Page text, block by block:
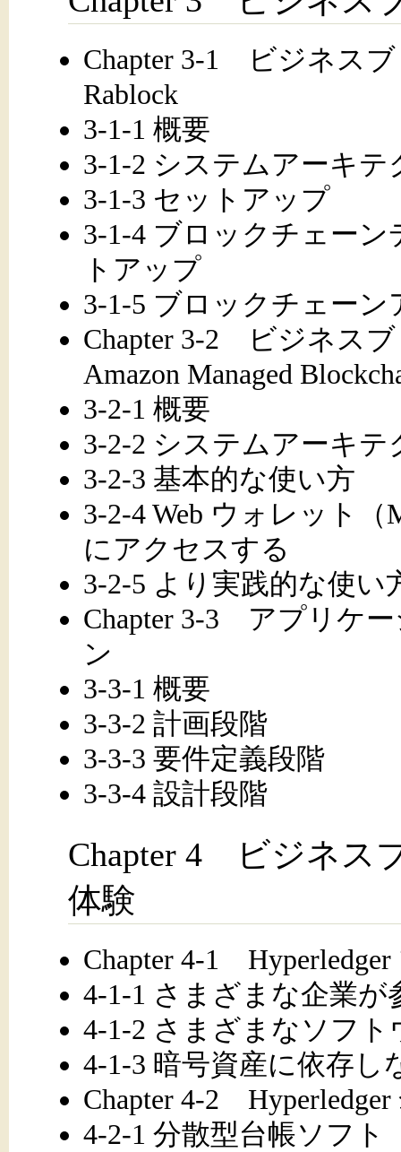
Chapter 3-1 ビジネス
Rablock
3-1-1 概要
3-1-2 システムアーキテ
3-1-3 セットアップ
3-1-4 ブロックチェー
トアップ
3-1-5 ブロックチェー
Chapter 3-2 ビジネス
Amazon Managed
3-2-1 概要
3-2-2 システムアーキテ
3-2-3 基本的な使い方
3-2-4 Web ウォレット（
にアクセスする
3-2-5 より実践的な使い
Chapter 3-3 アプリケ
ン
3-3-1 概要
3-3-2 計画段階
3-3-3 要件定義段階
3-3-4 設計段階
Chapter 4 ビジネス
体験
Chapter 4-1
4-1-1 さまざまな企業が
4-1-2 さまざまなソフト
4-1-3 暗号資産に依存し
Chapter 4-2
4-2-1 分散型台帳ソフト